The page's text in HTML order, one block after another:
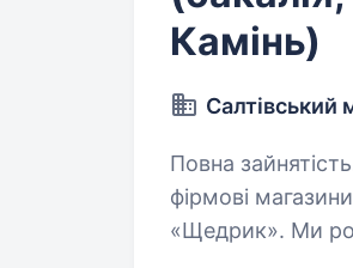
Камінь)
Салтівський
Повна зайнятість. SMK Retail — роздрібний напрям SMK Group, що
фірмові
«Щедрик». Ми